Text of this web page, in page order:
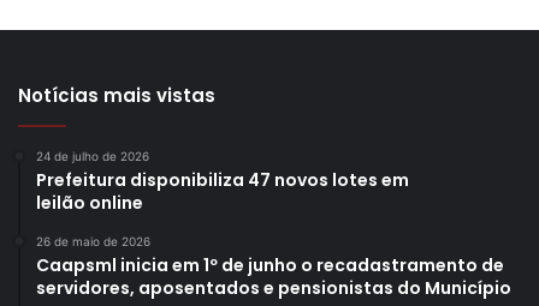
Notícias mais vistas
24 de julho de 2026
Prefeitura disponibiliza 47 novos lotes em
leilão online
26 de maio de 2026
Caapsml inicia em 1º de junho o recadastramento de
servidores, aposentados e pensionistas do Município